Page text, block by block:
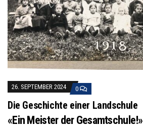
26. SEPTEMBER 2024 0
Die Geschichte einer Landschule
«Ein Meister der Gesamtschule!»